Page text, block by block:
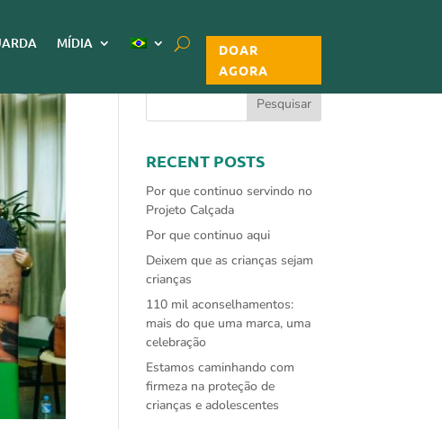
MÍDIA
DOAR
AGORA
RECENT POSTS
Por que continuo servindo no
Projeto Calçada
Por que continuo aqui
Deixem que as crianças sejam
crianças
110 mil aconselhamentos:
mais do que uma marca, uma
celebração
Estamos caminhando com
firmeza na proteção de
crianças e adolescentes